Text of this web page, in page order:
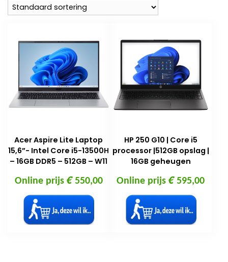
Acer Aspire Lite Laptop
15,6”- Intel Core i5-13500H
– 16GB DDR5 – 512GB – W11
Online prijs€550,00
HP 250 G10 | Core i5
processor |512GB opslag |
16GB geheugen
Online prijs €595,00